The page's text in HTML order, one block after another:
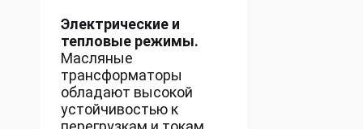
Электрические и
тепловые режимы.
Масляные
трансформаторы
обладают высокой
устойчивостью к